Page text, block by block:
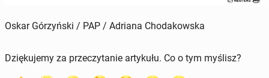
Oskar Górzyński / PAP / Adriana Chodakowska
Dziękujemy za przeczytanie artykułu. Co o tym myślisz?